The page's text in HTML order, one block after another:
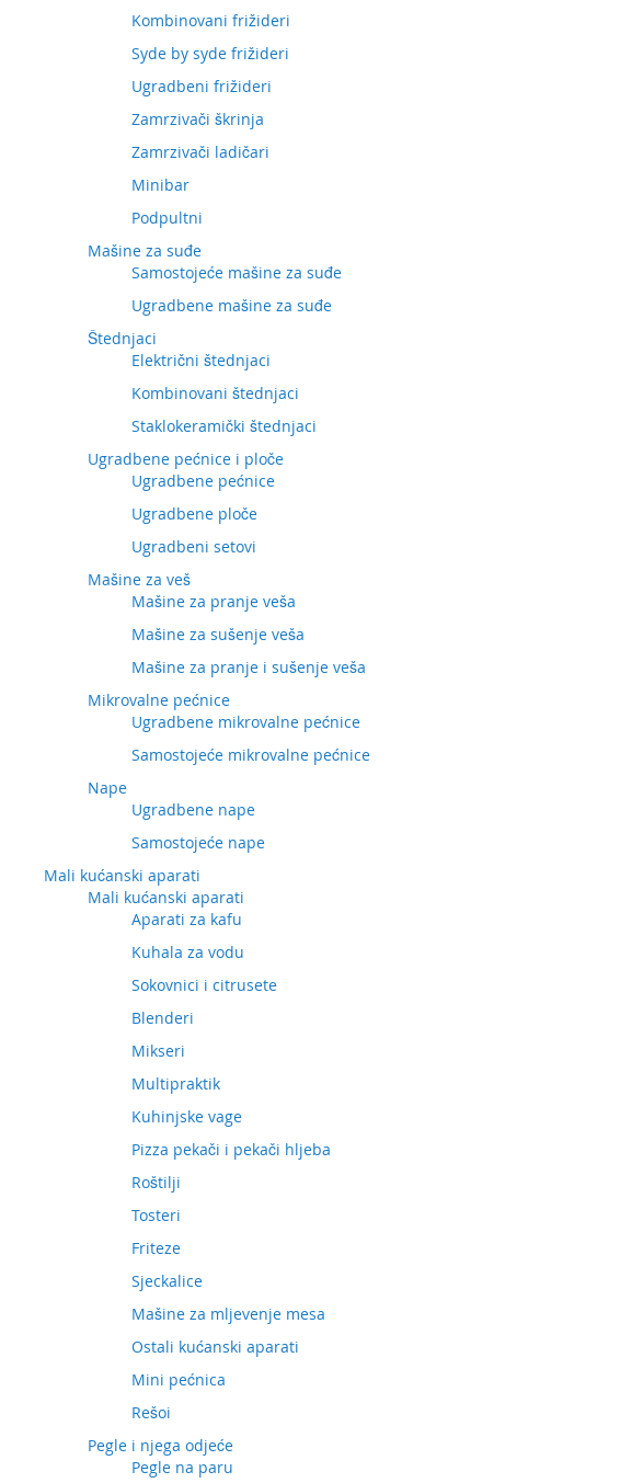
Kombinovani frižideri
Syde by syde frižideri
Ugradbeni frižideri
Zamrzivači škrinja
Zamrzivači ladičari
Minibar
Podpultni
Mašine za suđe
Samostojeće mašine za suđe
Ugradbene mašine za suđe
Štednjaci
Električni štednjaci
Kombinovani štednjaci
Staklokeramički štednjaci
Ugradbene pećnice i ploče
Ugradbene pećnice
Ugradbene ploče
Ugradbeni setovi
Mašine za veš
Mašine za pranje veša
Mašine za sušenje veša
Mašine za pranje i sušenje veša
Mikrovalne pećnice
Ugradbene mikrovalne pećnice
Samostojeće mikrovalne pećnice
Nape
Ugradbene nape
Samostojeće nape
Mali kućanski aparati
Mali kućanski aparati
Aparati za kafu
Kuhala za vodu
Sokovnici i citrusete
Blenderi
Mikseri
Multipraktik
Kuhinjske vage
Pizza pekači i pekači hljeba
Roštilji
Tosteri
Friteze
Sjeckalice
Mašine za mljevenje mesa
Ostali kućanski aparati
Mini pećnica
Rešoi
Pegle i njega odjeće
Pegle na paru